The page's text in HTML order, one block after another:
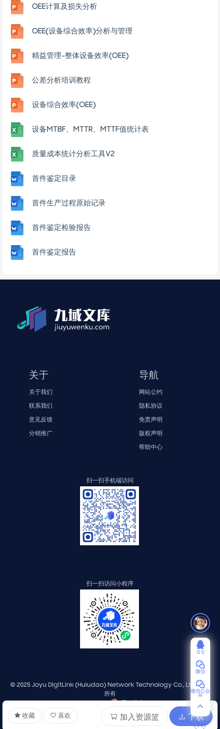
收藏 喜欢 加入资源篮 下载
OEE计算及损失分析
OEE(设备综合效率)分析与管理
精益管理-整体设备效率(OEE)
公差分析培训教程
设备综合效率(OEE)
设备MTBF、MTTR、MTTF值统计表
质量成本统计分析工具V2
首件鉴定目录
首件生产过程原始记录
首件鉴定检验报告
首件鉴定报告
关于
关于我们
联系我们
意见反馈
分销推广
导航
网站公约
隐私协议
免责声明
版权声明
帮助中心
扫一扫手机端访问
扫一扫访问小程序
© 2025 Joyu DigitLink (Huludao) Network Technology Co., Ltd. 版权
所有
ＱＱ
微信
微信公众
号